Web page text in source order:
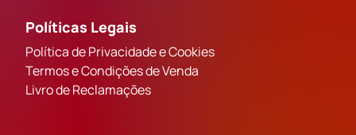
Políticas Legais
Política de Privacidade e Cookies
Termos e Condições de Venda
Livro de Reclamações